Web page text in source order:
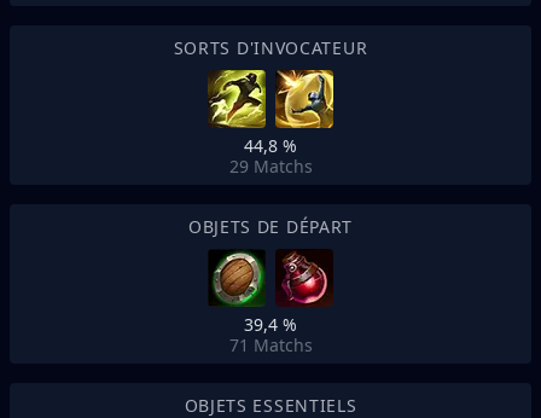
SORTS D'INVOCATEUR
44,8 %
29 Matchs
OBJETS DE DÉPART
39,4 %
71 Matchs
OBJETS ESSENTIELS